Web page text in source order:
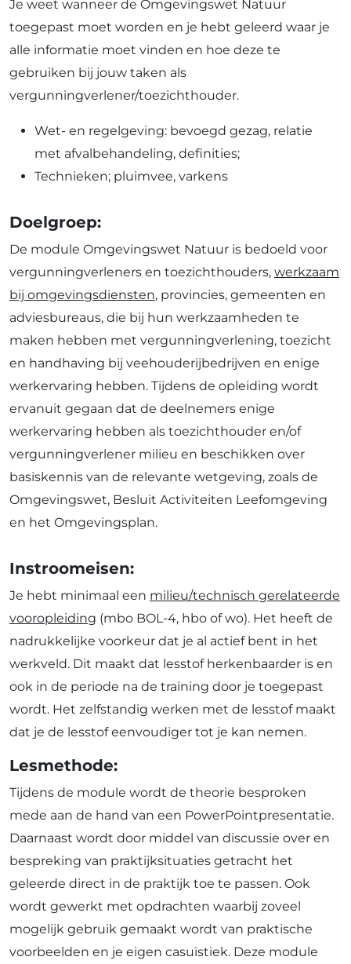
Je weet wanneer de Omgevingswet Natuur
toegepast moet worden en je hebt geleerd waar je
alle informatie moet vinden en hoe deze te
gebruiken bij jouw taken als
vergunningverlener/toezichthouder.
Wet- en regelgeving: bevoegd gezag, relatie
met afvalbehandeling, definities;
Technieken; pluimvee, varkens
Doelgroep:
De module Omgevingswet Natuur is bedoeld voor
vergunningverleners en toezichthouders, werkzaam
bij omgevingsdiensten, provincies, gemeenten en
adviesbureaus, die bij hun werkzaamheden te
maken hebben met vergunningverlening, toezicht
en handhaving bij veehouderijbedrijven en enige
werkervaring hebben. Tijdens de opleiding wordt
ervanuit gegaan dat de deelnemers enige
werkervaring hebben als toezichthouder en/of
vergunningverlener milieu en beschikken over
basiskennis van de relevante wetgeving, zoals de
Omgevingswet, Besluit Activiteiten Leefomgeving
en het Omgevingsplan.
Instroomeisen:
Je hebt minimaal een milieu/technisch gerelateerde
vooropleiding (mbo BOL-4, hbo of wo). Het heeft de
nadrukkelijke voorkeur dat je al actief bent in het
werkveld. Dit maakt dat lesstof herkenbaarder is en
ook in de periode na de training door je toegepast
wordt. Het zelfstandig werken met de lesstof maakt
dat je de lesstof eenvoudiger tot je kan nemen.
Lesmethode:
Tijdens de module wordt de theorie besproken
mede aan de hand van een PowerPointpresentatie.
Daarnaast wordt door middel van discussie over en
bespreking van praktijksituaties getracht het
geleerde direct in de praktijk toe te passen. Ook
wordt gewerkt met opdrachten waarbij zoveel
mogelijk gebruik gemaakt wordt van praktische
voorbeelden en je eigen casuïstiek. Deze module